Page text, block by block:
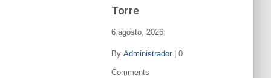
Torre
6 agosto, 2026
By Administrador| 0
Comments